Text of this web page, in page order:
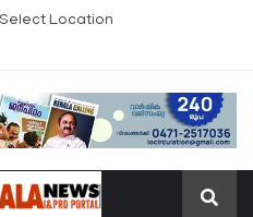
Select Location